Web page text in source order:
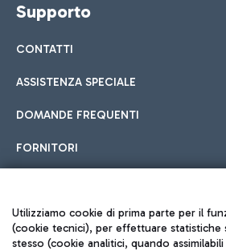
Supporto
CONTATTI
ASSISTENZA SPECIALE
DOMANDE FREQUENTI
FORNITORI
Seguici sui social
Utilizziamo cookie di prima parte per il
(cookie tecnici), per effettuare statistiche
stesso (cookie analitici, quando